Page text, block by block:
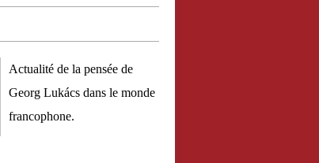
Actualité de la pensée de
Georg Lukács dans le monde
francophone.